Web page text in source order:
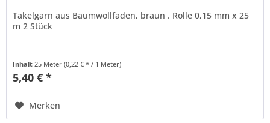
Takelgarn aus Baumwollfaden, braun . Rolle 0,15 mm x 25
m 2 Stück
Inhalt25 Meter(0,22 € * / 1 Meter)
5,40 € *
Merken